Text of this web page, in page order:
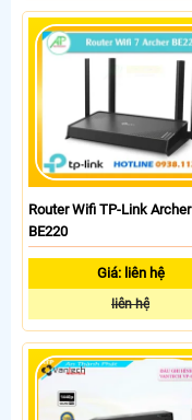
Router Wifi TP-Link Archer
BE220
Giá: liên hệ
liên hệ